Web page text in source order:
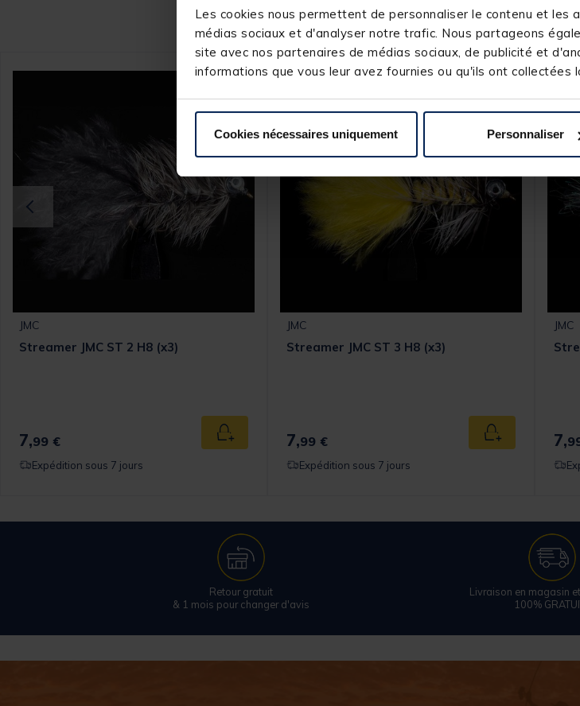
Les cookies nous permettent de personnaliser le contenu et
médias sociaux et d'analyser notre trafic. Nous partageons
site avec nos partenaires de médias sociaux, de publicité et
informations que vous leur avez fournies ou qu'ils ont collectées
Cookies nécessaires uniquement Personnaliser
Ces produits pourraient
panier
JMC
Streamer JMC ST 2 H8 (x3)
7,99 € Ajouter au panier
Expédition sous 7 jours
JMC
Streamer JMC ST 3 H8 (x3)
7,99 € Ajouter au
Expédition sous 7 jours
JMC
7,
Retour gratuit
& 1 mois pour changer d'avis
Livraison en magasin
100%